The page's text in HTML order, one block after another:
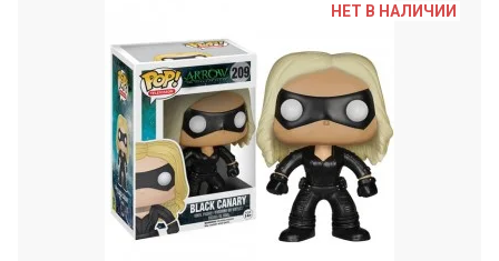
НЕТ В НАЛИЧИИ